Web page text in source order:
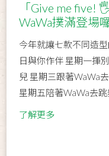
「Give me
WaWa撲滿登場
今年就讓七款不同造
日與你作伴 星期一揮
兒 星期三跟著WaWa
星期五陪著WaWa去跳
了解更多